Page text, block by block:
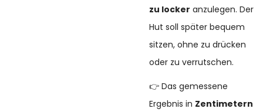
zu locker anzulegen. Der
Hut soll später bequem
sitzen, ohne zu drücken
oder zu verrutschen.
👉 Das gemessene
Ergebnis in Zentimetern